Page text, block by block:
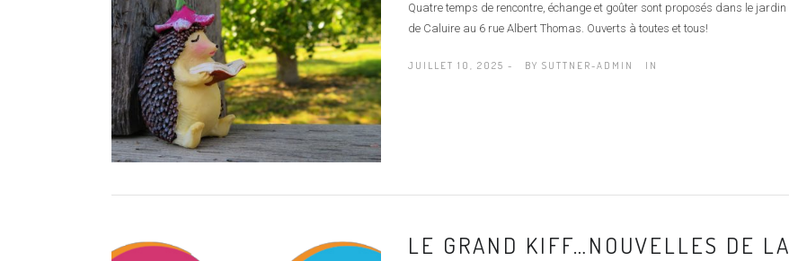
Quatre temps de rencontre, échange et goûter sont proposés dans le jardin
de Caluire au 6 rue Albert Thomas. Ouverts à toutes et tous!
JUILLET 10, 2025 - BY SUTTNER-ADMIN IN
LE GRAND KIFF…NOUVELLES DE LA